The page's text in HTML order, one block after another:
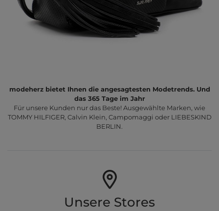
modeherz bietet Ihnen die angesagtesten Modetrends. Und
das 365 Tage im Jahr
Für unsere Kunden nur das Beste! Ausgewählte Marken, wie
TOMMY HILFIGER, Calvin Klein, Campomaggi oder LIEBESKIND
BERLIN.
Unsere Stores